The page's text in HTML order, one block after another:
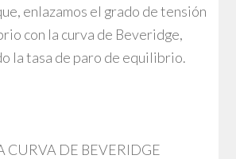
enlazamos el grado de tensión
con la curva de Beveridge,
la tasa de paro de equilibrio.
CURVA DE BEVERIDGE